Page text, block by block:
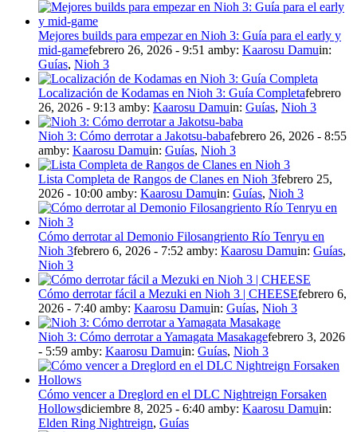
Mejores builds para empezar en Nioh 3: Guía para el early y
mid-gamefebrero 26, 2026 - 9:51 amby: Kaarosu Damuin:
Guías, Nioh 3
Localización de Kodamas en Nioh 3: Guía Completafebrero
26, 2026 - 9:13 amby: Kaarosu Damuin: Guías, Nioh 3
Nioh 3: Cómo derrotar a Jakotsu-babafebrero 26, 2026 - 8:55
amby: Kaarosu Damuin: Guías, Nioh 3
Lista Completa de Rangos de Clanes en Nioh 3febrero 25,
2026 - 10:00 amby: Kaarosu Damuin: Guías, Nioh 3
Cómo derrotar al Demonio Filosangriento Río Tenryu en
Nioh 3febrero 6, 2026 - 7:52 amby: Kaarosu Damuin: Guías,
Nioh 3
Cómo derrotar fácil a Mezuki en Nioh 3 | CHEESEfebrero 6,
2026 - 7:40 amby: Kaarosu Damuin: Guías, Nioh 3
Nioh 3: Cómo derrotar a Yamagata Masakagefebrero 3, 2026
- 5:59 amby: Kaarosu Damuin: Guías, Nioh 3
Cómo vencer a Dreglord en el DLC Nightreign Forsaken
Hollowsdiciembre 8, 2025 - 6:40 amby: Kaarosu Damuin:
Elden Ring Nightreign, Guías